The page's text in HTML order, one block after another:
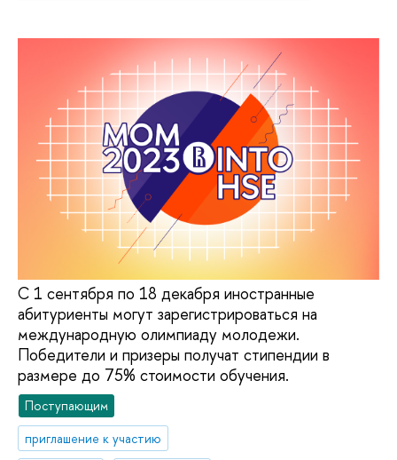
С 1 сентября по 18 декабря иностранные
абитуриенты могут зарегистрироваться на
международную олимпиаду молодежи.
Победители и призеры получат стипендии в
размере до 75% стоимости обучения.
Поступающим
приглашение к участию